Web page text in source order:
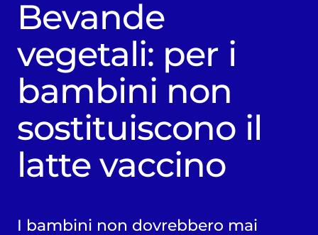
Bevande
vegetali: per i
bambini non
sostituiscono il
latte vaccino
I bambini non dovrebbero mai